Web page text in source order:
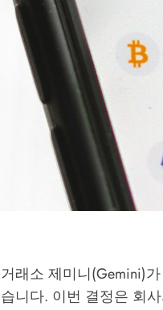
래소 제미니(Gemini)
니다. 이번 결정은 회